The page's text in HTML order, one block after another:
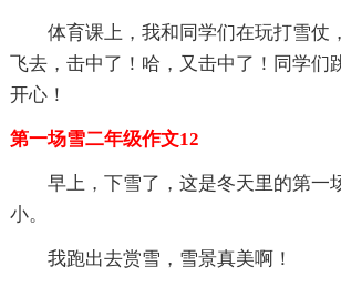
体育课上，我和同学们在玩打雪仗
飞去，击中了！哈，又击中了！同学们
开心！
第一场雪二年级作文12
早上，下雪了，这是冬天里的第一
小。
我跑出去赏雪，雪景真美啊！